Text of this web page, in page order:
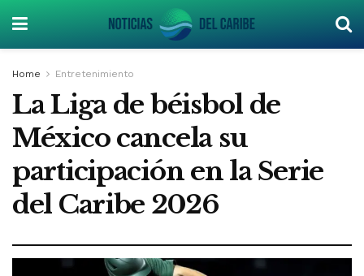
Home Entretenimiento
La Liga de béisbol de
México cancela su
participación en la Serie
del Caribe 2026